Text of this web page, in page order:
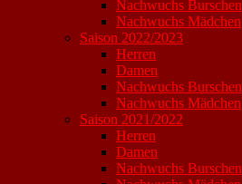
Nachwuchs Burschen
Nachwuchs Mädchen
Saison 2022/2023
Herren
Damen
Nachwuchs Burschen
Nachwuchs Mädchen
Saison 2021/2022
Herren
Damen
Nachwuchs Burschen